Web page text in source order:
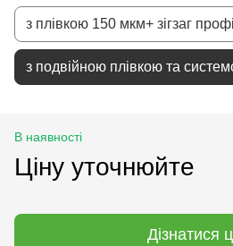
з плівкою 150 мкм+ зігзаг
з подвійною плівкою та
В наявності
Ціну уточнюйте
Дізнатися